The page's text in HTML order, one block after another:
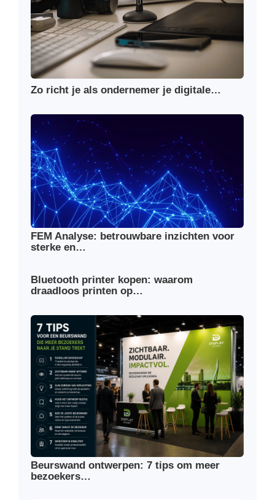
Zo richt je als ondernemer je digitale…
FEM Analyse: betrouwbare inzichten voor
sterke en…
Bluetooth printer kopen: waarom
draadloos printen op…
Beurswand ontwerpen: 7 tips om meer
bezoekers…